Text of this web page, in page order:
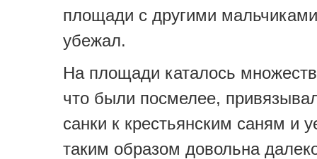
площади с другими
убежал.
На площади каталось
что были посмелее,
санки к крестьянским саням и
таким образом довольна